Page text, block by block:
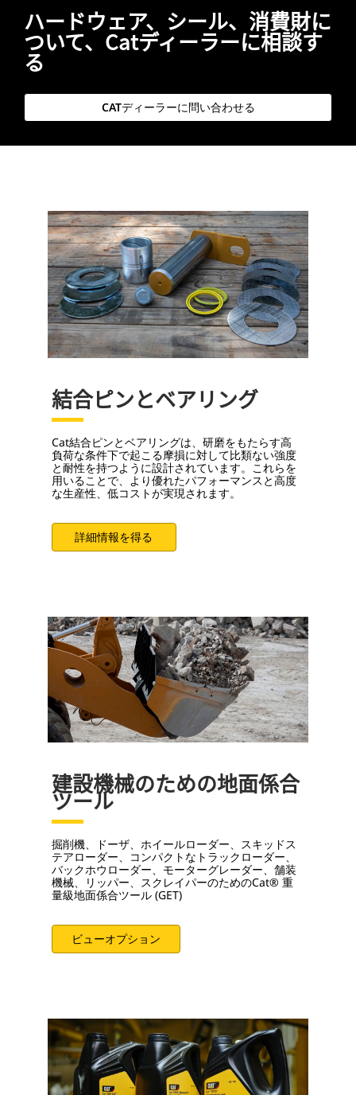
ハードウェア、シール、消費財に
ついて、Catディーラーに相談す
る
CATディーラーに問い合わせる
結合ピンとベアリング
Cat結合ピンとベアリングは、研磨をもたらす高
負荷な条件下で起こる摩損に対して比類ない強度
と耐性を持つように設計されています。これらを
用いることで、より優れたパフォーマンスと高度
な生産性、低コストが実現されます。
詳細情報を得る
建設機械のための地面係合
ツール
掘削機、ドーザ、ホイールローダー、スキッドス
テアローダー、コンパクトなトラックローダー、
バックホウローダー、モーターグレーダー、舗装
機械、リッパー、スクレイパーのためのCat® 重
量級地面係合ツール (GET)
ビューオプション